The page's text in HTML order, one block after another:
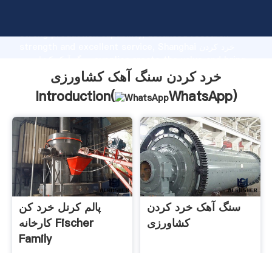
strong production capability, advanced research
values to all of customers.
خرد کردن سنگ آهک کشاورزی
Introduction(
WhatsApp)
پالم کرنل خرد کن
کارخانه Fischer
Family
سنگ آهک خرد کردن
کشاورزی